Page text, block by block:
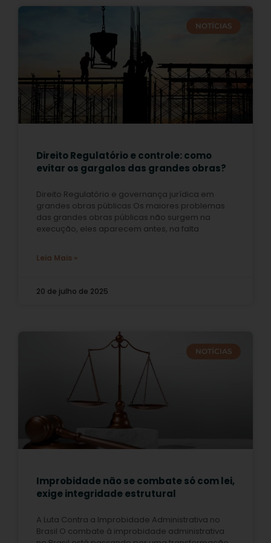
NOTÍCIAS
Direito Regulatório e controle: como
evitar os gargalos das grandes obras?
Direito Regulatório e governança jurídica em
grandes obras públicas Os maiores problemas
das grandes obras públicas não surgem na
execução, eles aparecem antes, na falta
Leia Mais »
20 de julho de 2025
NOTÍCIAS
Improbidade não se combate só com lei,
exige integridade estrutural
A Luta Contra a Improbidade Administrativa no
Brasil O combate à improbidade administrativa